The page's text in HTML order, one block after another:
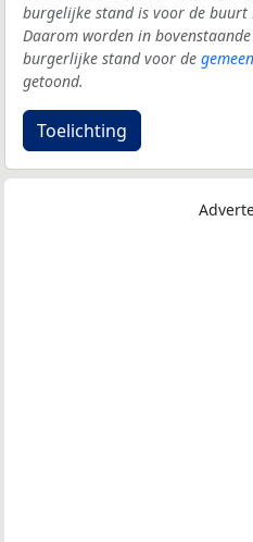
burgelijke stand is voor de buurt
Daarom worden in
burgerlijke stand voor de
getoond.
Toelichting